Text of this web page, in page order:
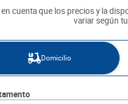
en cuenta que los precios y la
variar según
Domicilio